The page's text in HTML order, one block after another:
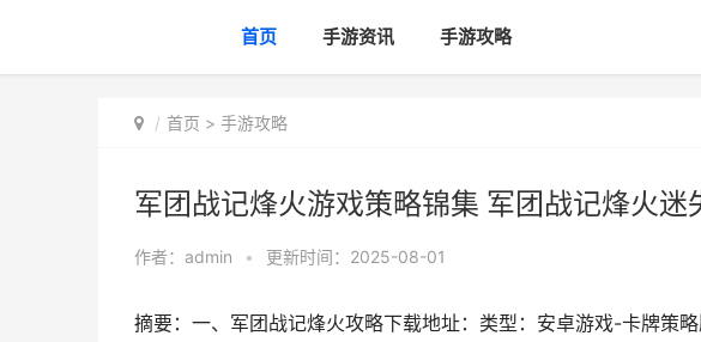
首页 手游资讯 手游攻略
首页 > 手游攻略
军团战记烽火游戏策略锦集 军团战记烽火迷
作者： admin • 更新时间：2025-08-01
摘要：一、军团战记烽火攻略下载地址：类型：安卓游戏-卡牌策